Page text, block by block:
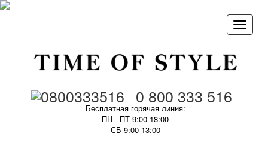
0 800 333 516
Бесплатная горячая линия:
ПН - ПТ 9:00-18:00
СБ 9:00-13:00